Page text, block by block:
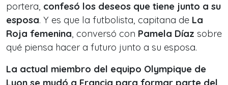
portera, confesó los deseos que tiene junto a su
esposa. Y es que la futbolista, capitana de La
Roja femenina, conversó con Pamela Díaz sobre
qué piensa hacer a futuro junto a su esposa.
La actual miembro del equipo Olympique de